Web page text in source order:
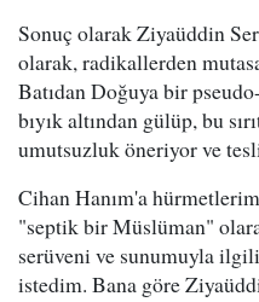
Sonuç olarak Ziyaüddin
olarak, radikallerden
Batıdan Doğuya bir
bıyık altından gülüp, bu
umutsuzluk öneriyor ve
Cihan Hanım'a
"septik bir Müslüman"
serüveni ve sunumuyla
istedim. Bana göre